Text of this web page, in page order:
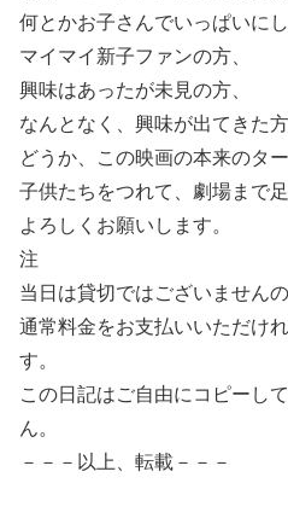
何とかお子さんでいっぱいにし
マイマイ新子ファンの方、
興味はあったが未見の方、
なんとなく、興味が出てきた方
どうか、この映画の本来のタ
子供たちをつれて、劇場まで
よろしくお願いします。
注
当日は貸切ではございません
通常料金をお支払いいただけ
す。
この日記はご自由にコピーし
ん。
－－－以上、転載－－－